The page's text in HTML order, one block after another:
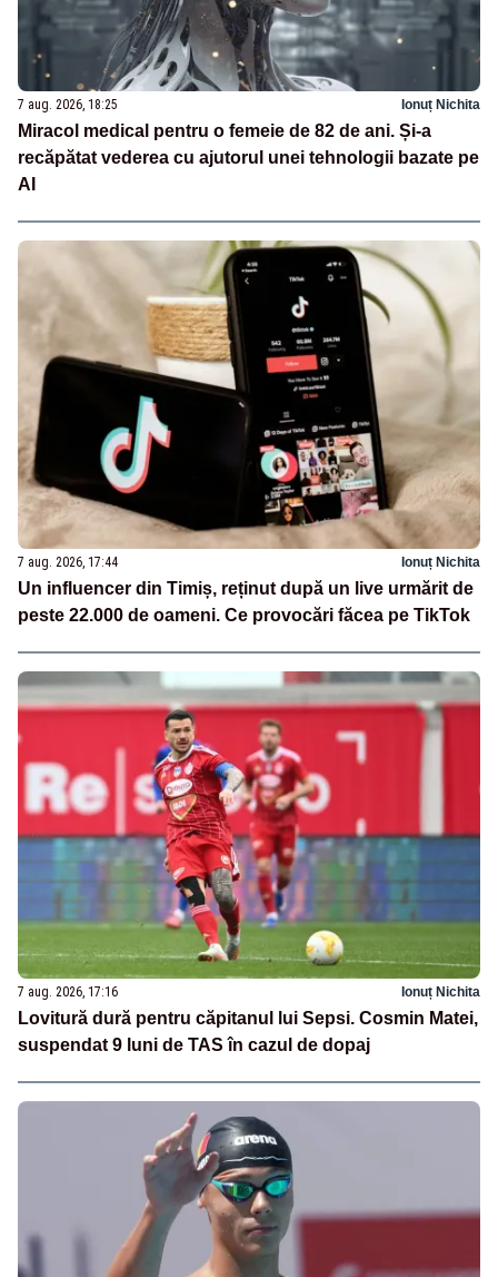
7 aug. 2026, 18:25 Ionuț Nichita
Miracol medical pentru o femeie de 82 de ani. Și-a
recăpătat vederea cu ajutorul unei tehnologii bazate pe
AI
7 aug. 2026, 17:44 Ionuț Nichita
Un influencer din Timiș, reținut după un live urmărit de
peste 22.000 de oameni. Ce provocări făcea pe TikTok
7 aug. 2026, 17:16 Ionuț Nichita
Lovitură dură pentru căpitanul lui Sepsi. Cosmin Matei,
suspendat 9 luni de TAS în cazul de dopaj